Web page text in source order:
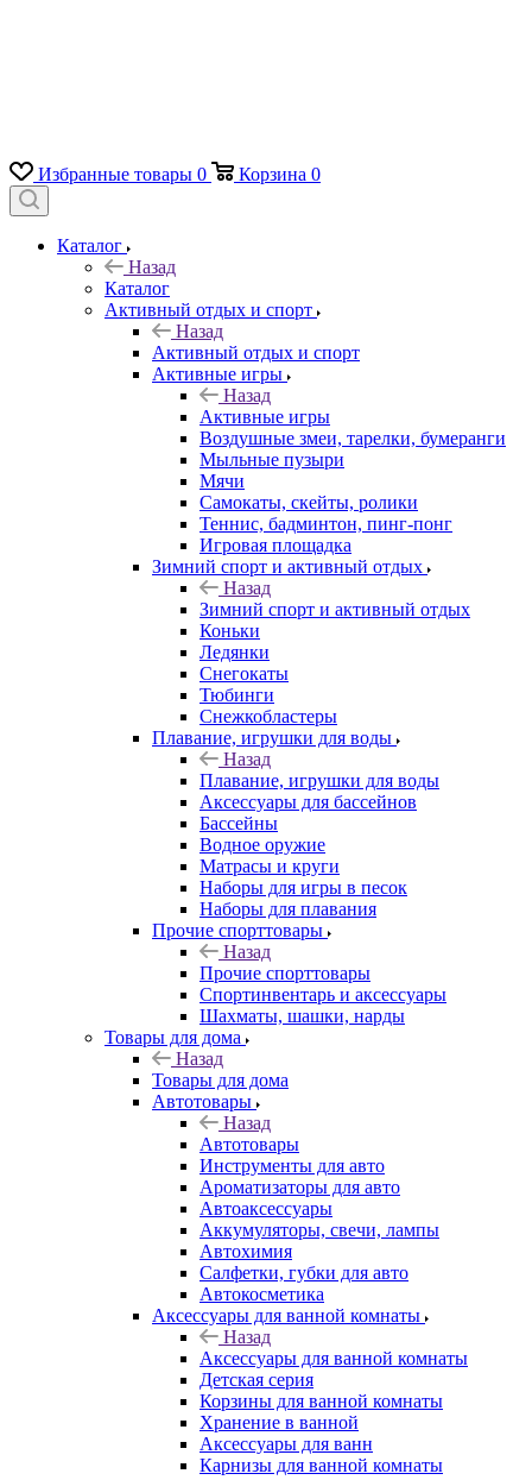
Избранные товары 0 Корзина 0
Каталог
Назад
Каталог
Активный отдых и спорт
Назад
Активный отдых и спорт
Активные игры
Назад
Активные игры
Воздушные змеи, тарелки, бумеранги
Мыльные пузыри
Мячи
Самокаты, скейты, ролики
Теннис, бадминтон, пинг-понг
Игровая площадка
Зимний спорт и активный отдых
Назад
Зимний спорт и активный отдых
Коньки
Ледянки
Снегокаты
Тюбинги
Снежкобластеры
Плавание, игрушки для воды
Назад
Плавание, игрушки для воды
Аксессуары для бассейнов
Бассейны
Водное оружие
Матрасы и круги
Наборы для игры в песок
Наборы для плавания
Прочие спорттовары
Назад
Прочие спорттовары
Спортинвентарь и аксессуары
Шахматы, шашки, нарды
Товары для дома
Назад
Товары для дома
Автотовары
Назад
Автотовары
Инструменты для авто
Ароматизаторы для авто
Автоаксессуары
Аккумуляторы, свечи, лампы
Автохимия
Салфетки, губки для авто
Автокосметика
Аксессуары для ванной комнаты
Назад
Аксессуары для ванной комнаты
Детская серия
Корзины для ванной комнаты
Хранение в ванной
Аксессуары для ванн
Карнизы для ванной комнаты